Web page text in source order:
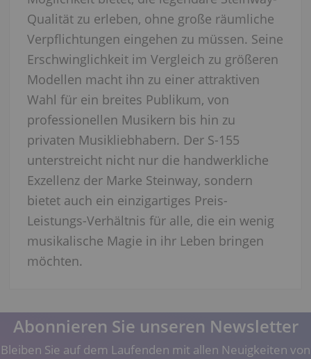
Qualität zu erleben, ohne große räumliche
Verpflichtungen eingehen zu müssen. Seine
Erschwinglichkeit im Vergleich zu größeren
Modellen macht ihn zu einer attraktiven
Wahl für ein breites Publikum, von
professionellen Musikern bis hin zu
privaten Musikliebhabern. Der S-155
unterstreicht nicht nur die handwerkliche
Exzellenz der Marke Steinway, sondern
bietet auch ein einzigartiges Preis-
Leistungs-Verhältnis für alle, die ein wenig
musikalische Magie in ihr Leben bringen
möchten.
Abonnieren Sie unseren Newsletter
Bleiben Sie auf dem Laufenden mit allen Neuigkeiten von